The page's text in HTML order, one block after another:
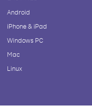
Android
iPhone & iPad
Windows PC
Mac
Linux